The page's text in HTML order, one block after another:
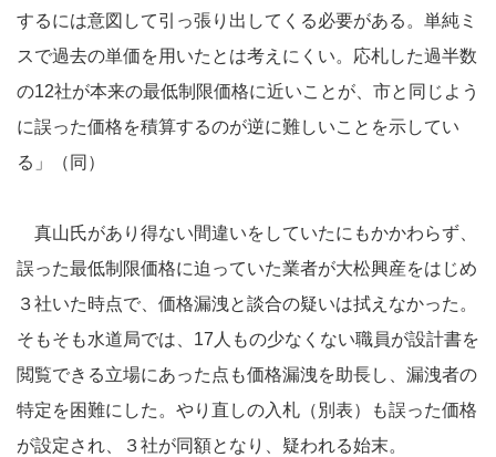
するには意図して引っ張り出してくる必要がある。単純ミ
スで過去の単価を用いたとは考えにくい。応札した過半数
の12社が本来の最低制限価格に近いことが、市と同じよう
に誤った価格を積算するのが逆に難しいことを示してい
る」（同）
真山氏があり得ない間違いをしていたにもかかわらず、
誤った最低制限価格に迫っていた業者が大松興産をはじめ
３社いた時点で、価格漏洩と談合の疑いは拭えなかった。
そもそも水道局では、17人もの少なくない職員が設計書を
閲覧できる立場にあった点も価格漏洩を助長し、漏洩者の
特定を困難にした。やり直しの入札（別表）も誤った価格
が設定され、３社が同額となり、疑われる始末。